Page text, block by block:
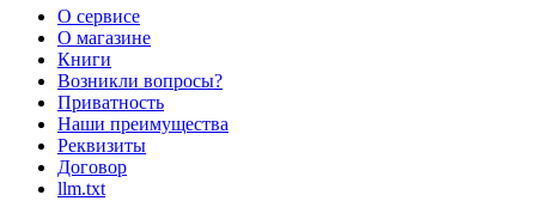
О сервисе
О магазине
Книги
Возникли вопросы?
Приватность
Наши преимущества
Реквизиты
Договор
llm.txt